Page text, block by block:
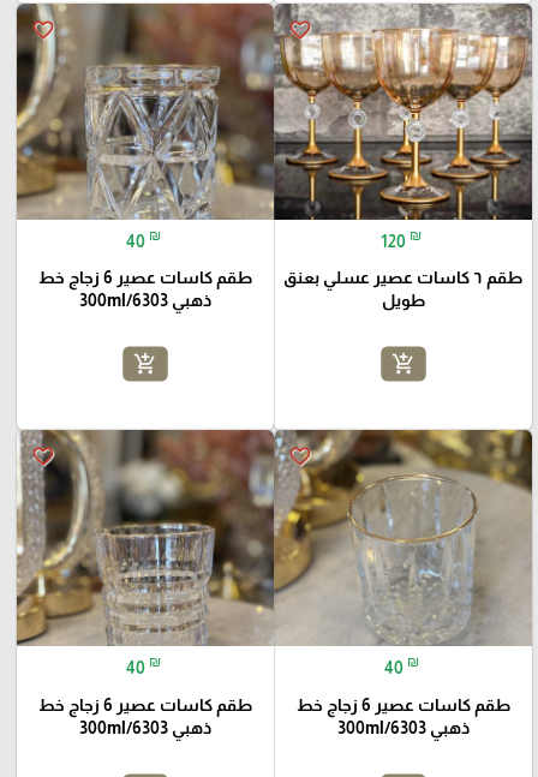
favorite_border
120 ₪
طقم ٦ كاسات عصير عسلي بعنق
طويل
add_shopping_cart
favorite_border
40 ₪
طقم كاسات عصير 6 زجاج خط
ذهبي 300ml/6303
add_shopping_cart
favorite_border
40 ₪
طقم كاسات عصير 6 زجاج خط
ذهبي 300ml/6303
favorite_border
40 ₪
طقم كاسات عصير 6 زجاج خط
ذهبي 300ml/6303